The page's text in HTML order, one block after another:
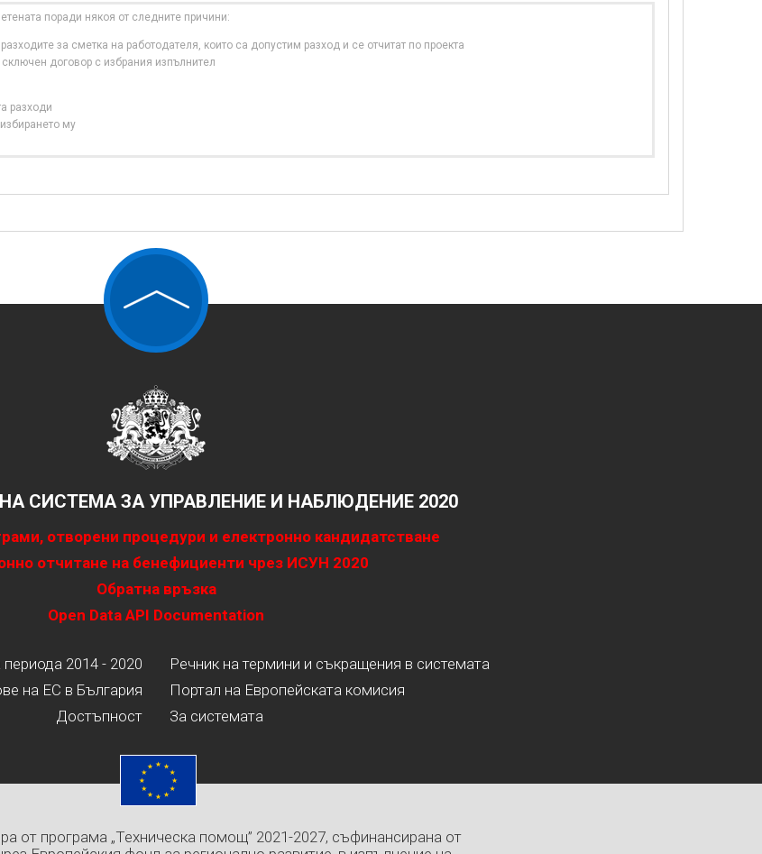
поради някоя от следните причини:
за сметка на работодателя, които са допустим разход и се отчитат по проекта
договор с избрания изпълнител
разходи
му
СИСТЕМА ЗА УПРАВЛЕНИЕ И НАБЛЮДЕНИЕ 2020
отворени процедури и електронно кандидатстване
отчитане на бенефициенти чрез ИСУН 2020
Обратна връзка
Open Data API Documentation
2014 - 2020
на ЕС в България
Достъпност
Речник на термини и съкращения в системата
Портал на Европейската комисия
За системата
от програма „Техническа помощ” 2021-2027, съфинансирана от